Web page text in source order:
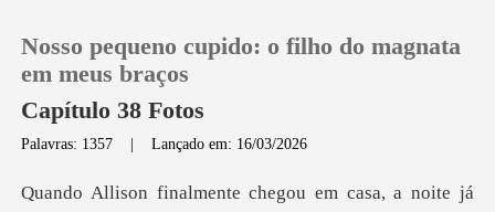
Nosso pequeno cupido: o filho do magnata
em meus braços
Capítulo 38 Fotos
Palavras: 1357 |Lançado em: 16/03/2026